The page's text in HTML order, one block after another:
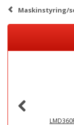
Maskinstyring/